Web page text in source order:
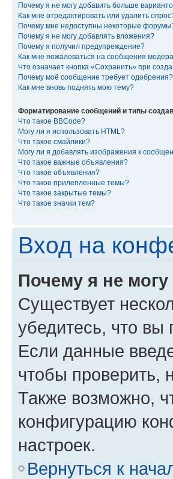
Почему я не могу добавить больше
Как мне отредактировать или удалить
Почему мне недоступны некоторые
Почему я не могу добавлять вложения?
Почему я получил предупреждение?
Как мне пожаловаться на сообщения
Что означает кнопка «Сохранить» при
Почему моё сообщение требует одобрения?
Как мне вновь поднять мою тему?
Форматирование сообщений и типы
Что такое BBCode?
Могу ли я использовать HTML?
Что такое смайлики?
Могу ли я добавлять изображения к
Что такое важные объявления?
Что такое объявления?
Что такое прилепленные темы?
Что такое закрытые темы?
Что такое значки тем?
Вход на
Почему я не могу
Существует
убедитесь, что вы
Если данные
чтобы проверить,
Также возможно,
конфигурацию
настроек.
Вернуться к